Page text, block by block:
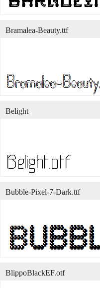
Bramalea-Beauty.ttf
Belight
Bubble-Pixel-7-Dark.ttf
BlippoBlackEF.otf